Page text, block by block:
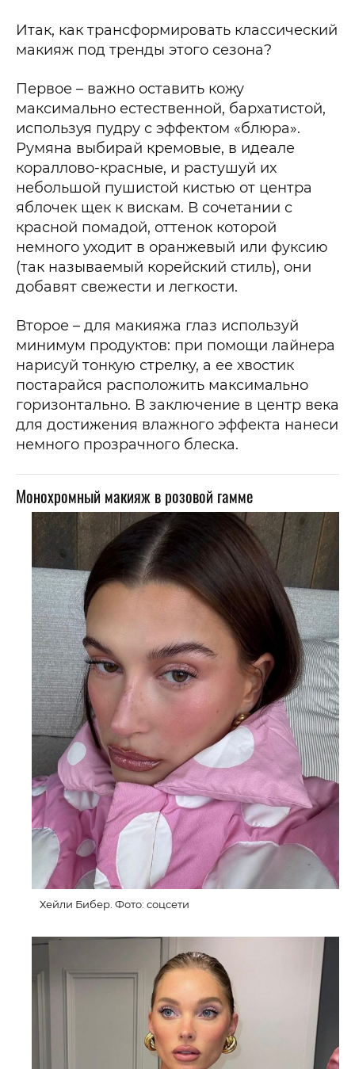
Итак, как трансформировать классический
макияж под тренды этого сезона?
Первое – важно оставить кожу
максимально естественной, бархатистой,
используя пудру с эффектом «блюра».
Румяна выбирай кремовые, в идеале
кораллово-красные, и растушуй их
небольшой пушистой кистью от центра
яблочек щек к вискам. В сочетании с
красной помадой, оттенок которой
немного уходит в оранжевый или фуксию
(так называемый корейский стиль), они
добавят свежести и легкости.
Второе – для макияжа глаз используй
минимум продуктов: при помощи лайнера
нарисуй тонкую стрелку, а ее хвостик
постарайся расположить максимально
горизонтально. В заключение в центр века
для достижения влажного эффекта нанеси
немного прозрачного блеска.
Монохромный макияж в розовой гамме
Хейли Бибер. Фото: соцсети